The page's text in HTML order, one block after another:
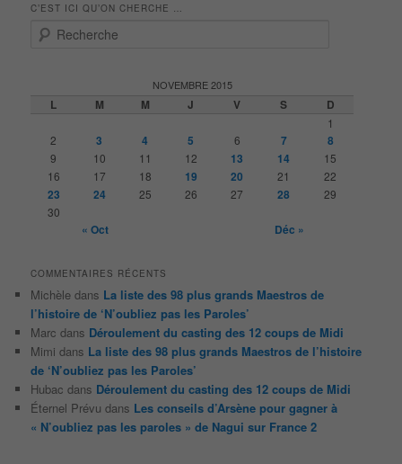
C’EST ICI QU’ON CHERCHE …
NOVEMBRE 2015
L M M J V S D
1
2
3 4 5 6 7 8
9 10 11 12 13 14
15
16
17 18 19 20 21 22
23 24 25 26 27 28
29
30
« Oct Déc »
COMMENTAIRES RÉCENTS
Michèle dans La liste des 98 plus grands Maestros de
l’histoire de ‘N’oubliez pas les Paroles’
Marc dans Déroulement du casting des 12 coups de Midi
Mimi dans La liste des 98 plus grands Maestros de l’histoire
de ‘N’oubliez pas les Paroles’
Hubac dans Déroulement du casting des 12 coups de Midi
Éternel Prévu dans Les conseils d’Arsène pour gagner à
« N’oubliez pas les paroles » de Nagui sur France 2